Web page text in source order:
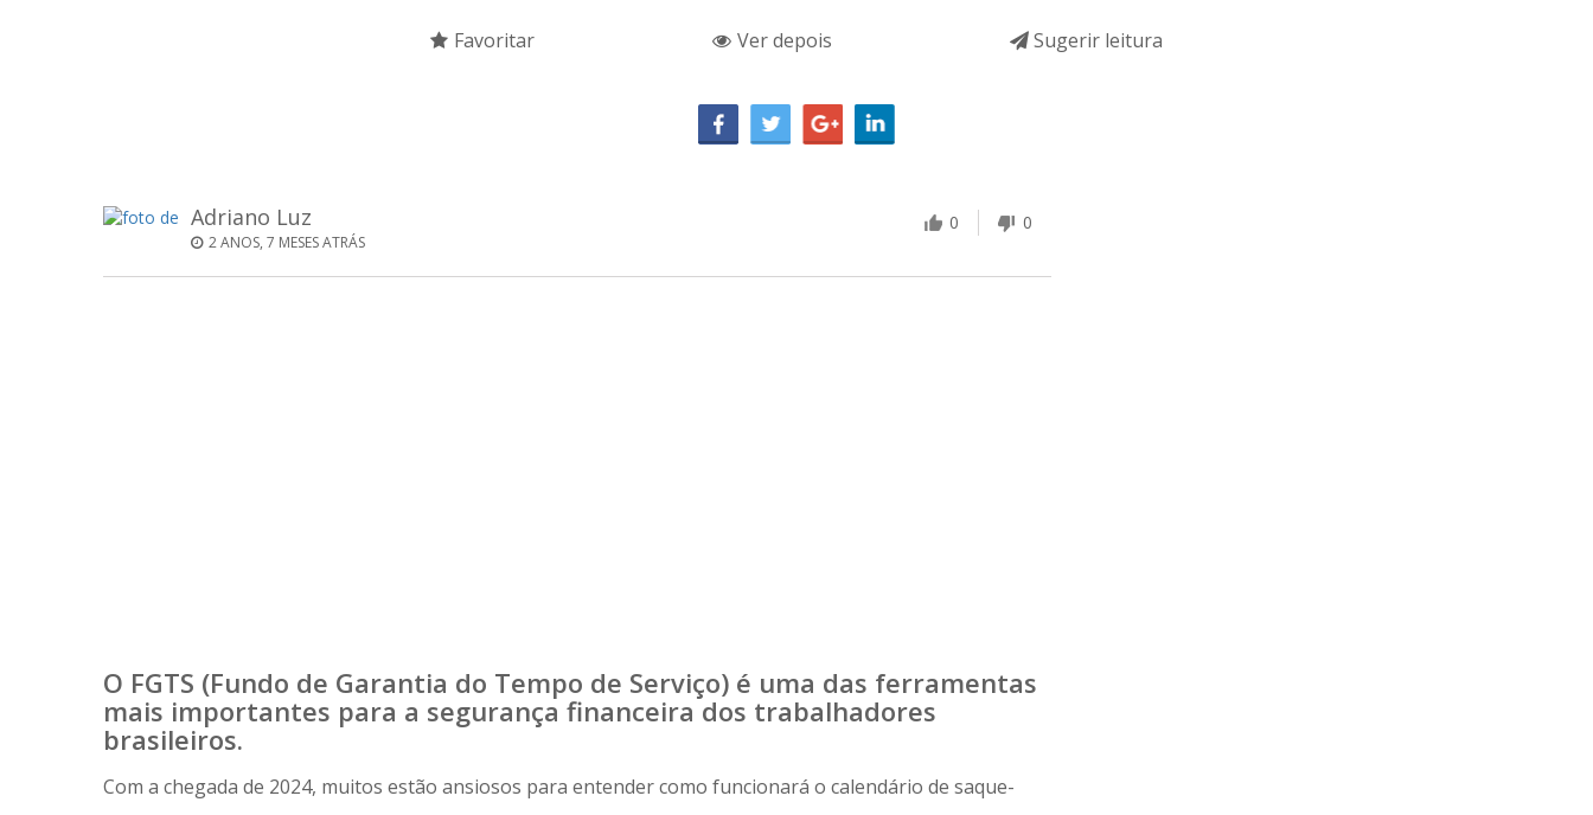
Favoritar Ver depois Sugerir leitura
Adriano Luz
2 ANOS, 7 MESES ATRÁS
0 0
O FGTS (Fundo de Garantia do Tempo de Serviço) é uma das ferramentas
mais importantes para a segurança financeira dos trabalhadores
brasileiros.
Com a chegada de 2024, muitos estão ansiosos para entender como funcionará o calendário de saque-